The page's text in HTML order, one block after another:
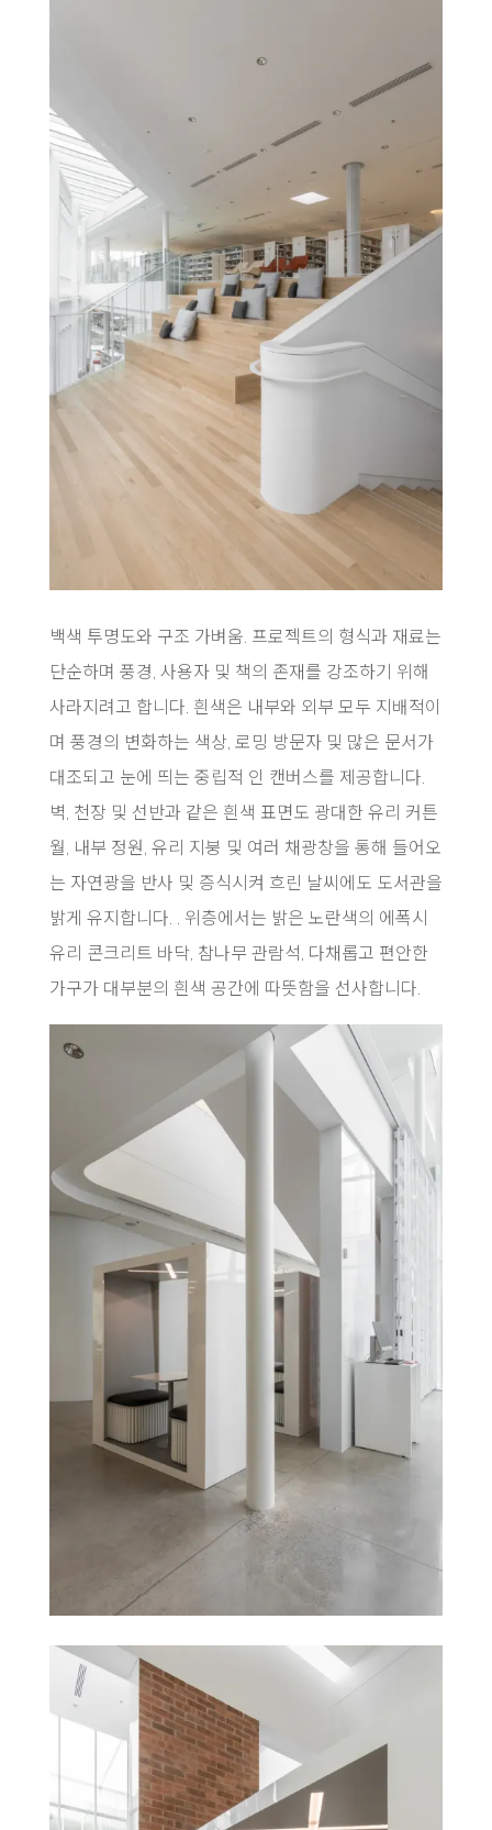
백색 투명도와 구조 가벼움. 프로젝트의 형식과 재료는
단순하며 풍경, 사용자 및 책의 존재를 강조하기 위해
사라지려고 합니다. 흰색은 내부와 외부 모두 지배적이
며 풍경의 변화하는 색상, 로밍 방문자 및 많은 문서가
대조되고 눈에 띄는 중립적 인 캔버스를 제공합니다.
벽, 천장 및 선반과 같은 흰색 표면도 광대한 유리 커튼
월, 내부 정원, 유리 지붕 및 여러 채광창을 통해 들어오
는 자연광을 반사 및 증식시켜 흐린 날씨에도 도서관을
밝게 유지합니다. . 위층에서는 밝은 노란색의 에폭시
유리 콘크리트 바닥, 참나무 관람석, 다채롭고 편안한
가구가 대부분의 흰색 공간에 따뜻함을 선사합니다.